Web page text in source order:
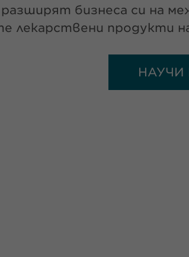
бизнеса си на
лекарствени продукти
НАУЧИ